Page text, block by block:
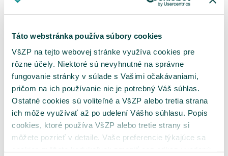
Táto webstránka používa súbory cookies
VšZP na tejto webovej stránke využíva cookies pre
rôzne účely. Niektoré sú nevyhnutné na správne
fungovanie stránky v súlade s Vašimi očakávaniami,
pričom na ich používanie nie je potrebný Váš súhlas.
Ostatné cookies sú voliteľné a VšZP alebo tretia strana
ich môže využívať až po udelení Vášho súhlasu. Popis
cookies, ktoré používa VšZP alebo tretie strany si
môžete pozrieť v detaile. Vaše preferencie týkajúce sa
Kritériá na uzatváranie zmlúv so ZZS
Kritériá na uzatváranie zmlúv s ADOS
Kritériá na uzatváranie zmlúv s DZS
Kritériá na uzatváranie zmlúv so Z-LPS
Kritériá na uzatváranie zmlúv so ZSP
Kritériá na uzatváranie zmlúv s
poskytovateľmi nových MR pracovísk
Kritériá na uzatváranie zmlúv s
poskytovateľmi nových CT pracovísk
Hodnotiace parametre
Metodika k hodnotiacim parametrom pre
VLD, VLDD, GYN a ŠAS
Metodika k hodnotiacim parametrom pre
ADOS
Metodika k hodnotiacim parametrom pre